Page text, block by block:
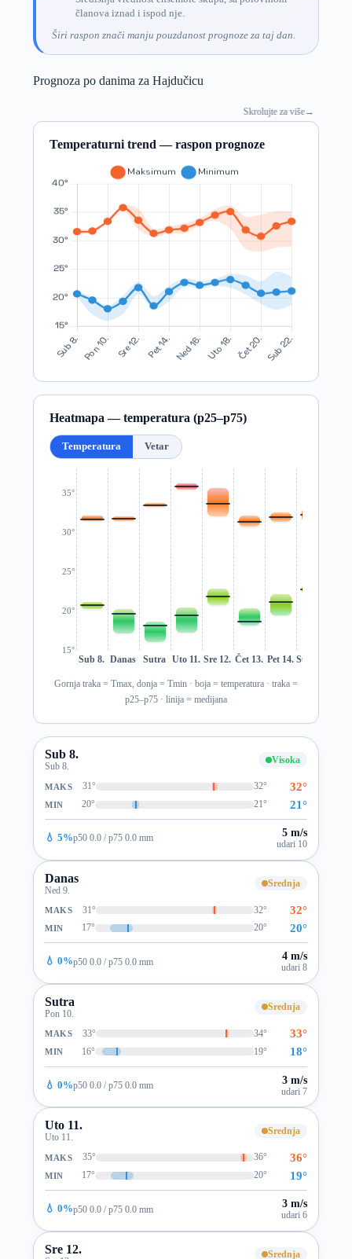
članova iznad i ispod nje.
Širi raspon znači manju pouzdanost prognoze za taj dan.
Prognoza po danima za Hajdučicu
Skrolujte za više→
Temperaturni trend — raspon prognoze
Heatmapa — temperatura (p25–p75)
Temperatura Vetar
15°
20°
25°
30°
35°
Sub 8. Danas Sutra Uto 11. Sre 12. Čet 13. Pet 14. Sub 15.
Gornja traka = Tmax, donja = Tmin · boja = temperatura · traka =
p25–p75 · linija = medijana
Sub 8.
Sub 8.
Visoka
MAKS 31° 32° 32°
MIN 20° 21° 21°
💧 5%p50 0.0 / p75 0.0 mm 5 m/s
udari 10
Danas
Ned 9.
Srednja
MAKS 31° 32° 32°
MIN 17° 20° 20°
💧 0%p50 0.0 / p75 0.0 mm 4 m/s
udari 8
Sutra
Pon 10.
Srednja
MAKS 33° 34° 33°
MIN 16° 19° 18°
💧 0%p50 0.0 / p75 0.0 mm 3 m/s
udari 7
Uto 11.
Uto 11.
Srednja
MAKS 35° 36° 36°
MIN 17° 20° 19°
💧 0%p50 0.0 / p75 0.0 mm 3 m/s
udari 6
Sre 12. Srednja